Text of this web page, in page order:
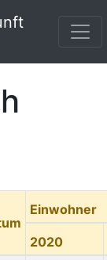
Einwohner
2020